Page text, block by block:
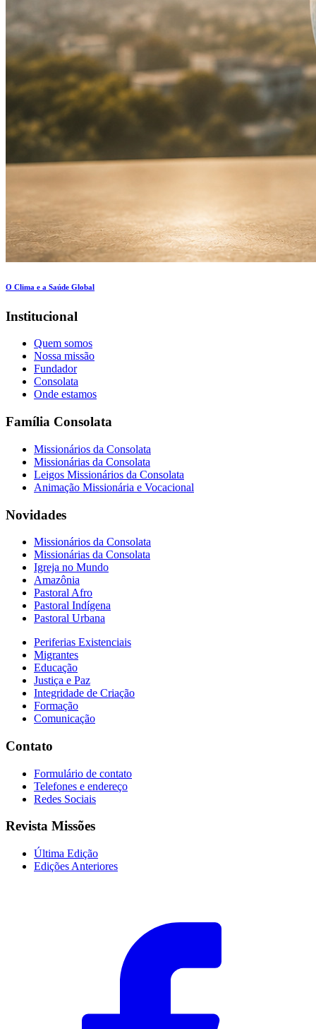
O Clima e a Saúde Global
Institucional
Quem somos
Nossa missão
Fundador
Consolata
Onde estamos
Família Consolata
Missionários da Consolata
Missionárias da Consolata
Leigos Missionários da Consolata
Animação Missionária e Vocacional
Novidades
Missionários da Consolata
Missionárias da Consolata
Igreja no Mundo
Amazônia
Pastoral Afro
Pastoral Indígena
Pastoral Urbana
Periferias Existenciais
Migrantes
Educação
Justiça e Paz
Integridade de Criação
Formação
Comunicação
Contato
Formulário de contato
Telefones e endereço
Redes Sociais
Revista Missões
Última Edição
Edições Anteriores